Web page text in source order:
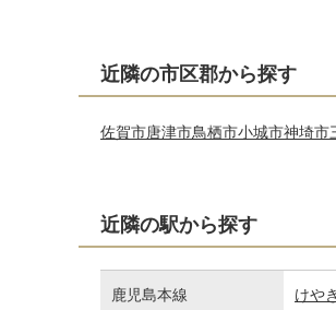
近隣の市区郡から探す
佐賀市唐津市鳥栖市小城市神埼市
近隣の駅から探す
鹿児島本線 けや